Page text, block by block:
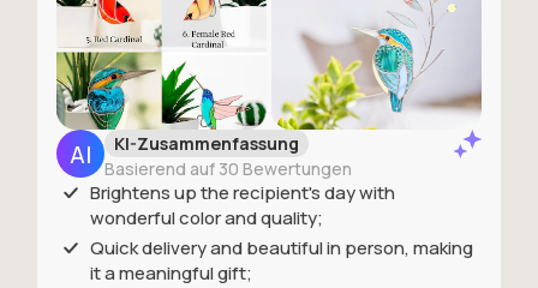
KI-Zusammenfassung
Basierend auf 30 Bewertungen
Brightens up the recipient's day with
wonderful color and quality;
Quick delivery and beautiful in person, making
it a meaningful gift;